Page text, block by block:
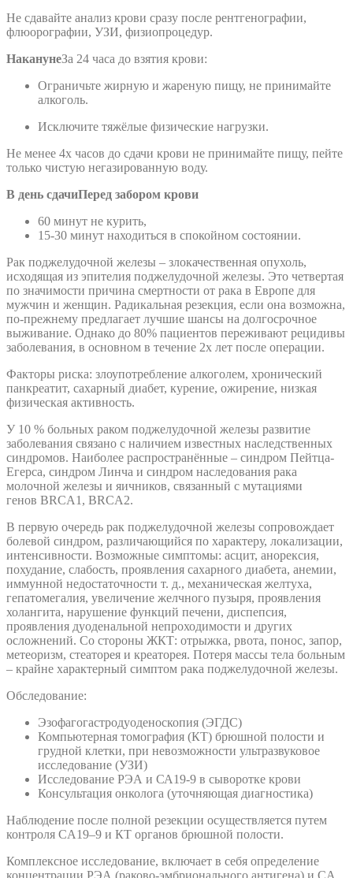
Не сдавайте анализ крови сразу после рентгенографии,
флюорографии, УЗИ, физиопроцедур.
НаканунеЗа 24 часа до взятия крови:
Ограничьте жирную и жареную пищу, не принимайте
алкоголь.
Исключите тяжёлые физические нагрузки.
Не менее 4х часов до сдачи крови не принимайте пищу, пейте
только чистую негазированную воду.
В день сдачиПеред забором крови
60 минут не курить,
15-30 минут находиться в спокойном состоянии.
Рак поджелудочной железы – злокачественная опухоль,
исходящая из эпителия поджелудочной железы. Это четвертая
по значимости причина смертности от рака в Европе для
мужчин и женщин. Радикальная резекция, если она возможна,
по-прежнему предлагает лучшие шансы на долгосрочное
выживание. Однако до 80% пациентов переживают рецидивы
заболевания, в основном в течение 2х лет после операции.
Факторы риска: злоупотребление алкоголем, хронический
панкреатит, сахарный диабет, курение, ожирение, низкая
физическая активность.
У 10 % больных раком поджелудочной железы развитие
заболевания связано с наличием известных наследственных
синдромов. Наиболее распространённые – синдром Пейтца-
Егерса, синдром Линча и синдром наследования рака
молочной железы и яичников, связанный с мутациями
генов BRCA1, BRCA2.
В первую очередь рак поджелудочной железы сопровождает
болевой синдром, различающийся по характеру, локализации,
интенсивности. Возможные симптомы: асцит, анорексия,
похудание, слабость, проявления сахарного диабета, анемии,
иммунной недостаточности т. д., механическая желтуха,
гепатомегалия, увеличение желчного пузыря, проявления
холангита, нарушение функций печени, диспепсия,
проявления дуоденальной непроходимости и других
осложнений. Со стороны ЖКТ: отрыжка, рвота, понос, запор,
метеоризм, стеаторея и креаторея. Потеря массы тела больным
– крайне характерный симптом рака поджелудочной железы.
Обследование:
Эзофагогастродуоденоскопия (ЭГДС)
Компьютерная томография (КТ) брюшной полости и
грудной клетки, при невозможности ультразвуковое
исследование (УЗИ)
Исследование РЭА и СА19-9 в сыворотке крови
Консультация онколога (уточняющая диагностика)
Наблюдение после полной резекции осуществляется путем
контроля CA19–9 и КТ органов брюшной полости.
Комплексное исследование, включает в себя определение
концентрации РЭА (раково-эмбрионального антигена) и CA